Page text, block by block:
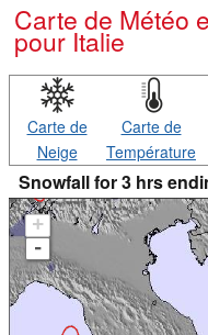
Carte de
pour Italie
Carte de
Neige
Carte de
Température
Snowfall for 3 hrs
+
-